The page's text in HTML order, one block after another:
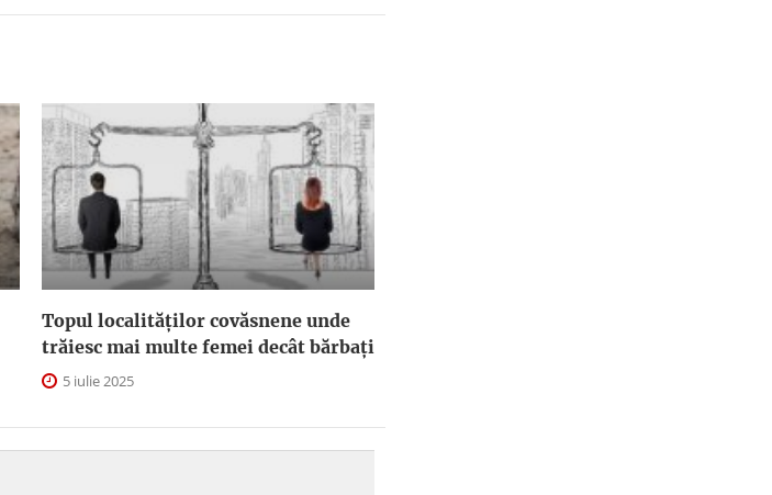
Topul localităților covăsnene unde
trăiesc mai multe femei decât bărbați
5 iulie 2025